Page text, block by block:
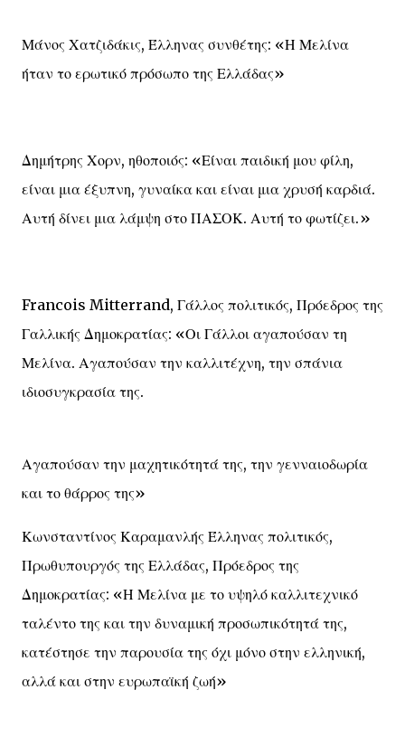
Μάνος Χατζιδάκις, Έλληνας συνθέτης: «Η Μελίνα
ήταν το ερωτικό πρόσωπο της Ελλάδας»
Δημήτρης Χορν, ηθοποιός: «Είναι παιδική μου φίλη,
είναι μια έξυπνη, γυναίκα και είναι μια χρυσή καρδιά.
Αυτή δίνει μια λάμψη στο ΠΑΣΟΚ. Αυτή το φωτίζει.»
Francois Mitterrand, Γάλλος πολιτικός, Πρόεδρος της
Γαλλικής Δημοκρατίας: «Οι Γάλλοι αγαπούσαν τη
Μελίνα. Αγαπούσαν την καλλιτέχνη, την σπάνια
ιδιοσυγκρασία της.
Αγαπούσαν την μαχητικότητά της, την γενναιοδωρία
και το θάρρος της»
Κωνσταντίνος Καραμανλής Έλληνας πολιτικός,
Πρωθυπουργός της Ελλάδας, Πρόεδρος της
Δημοκρατίας: «Η Μελίνα με το υψηλό καλλιτεχνικό
ταλέντο της και την δυναμική προσωπικότητά της,
κατέστησε την παρουσία της όχι μόνο στην ελληνική,
αλλά και στην ευρωπαϊκή ζωή»